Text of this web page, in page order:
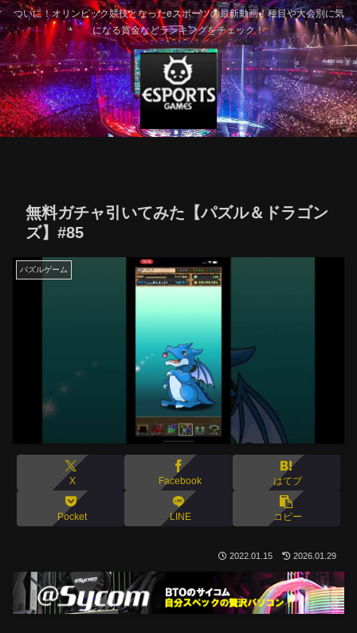
ついに！オリンピック競技となったeスポーツの最新動画！種目や大会別に気
になる賞金などランキングをチェック！
無料ガチャ引いてみた【パズル＆ドラゴン
ズ】#85
パズルゲーム
X Facebook はてブ
Pocket LINE コピー
2022.01.15 2026.01.29